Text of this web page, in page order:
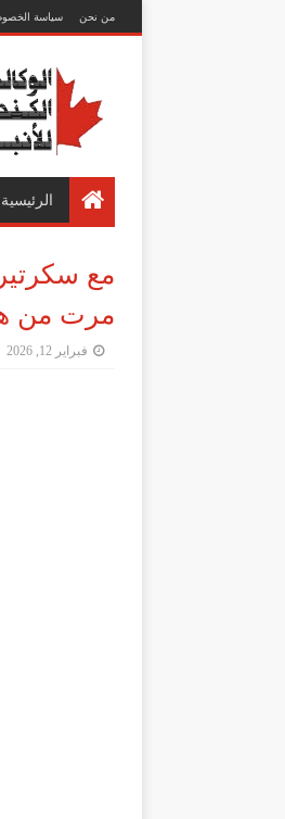
من نحن سياسة
الرئيسية
مرت من
فبراير 12, 2026